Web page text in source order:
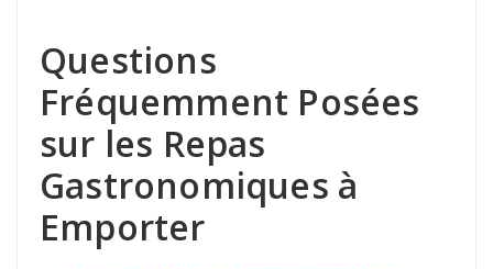
Questions
Fréquemment Posées
sur les Repas
Gastronomiques à
Emporter